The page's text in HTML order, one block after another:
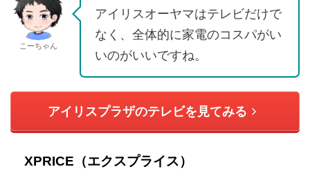
こーちゃん
アイリスオーヤマはテレビだけで
なく、全体的に家電のコスパがい
いのがいいですね。
アイリスプラザのテレビを見てみる
XPRICE（エクスプライス）